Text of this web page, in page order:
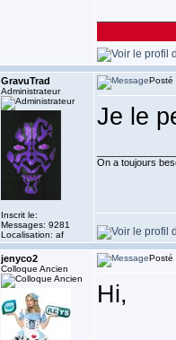
GravuTrad
Administrateur
Inscrit le:
Messages: 9281
Localisation: af
Posté
Je le
On a toujours
jenyco2
Colloque Ancien
Posté
Hi,